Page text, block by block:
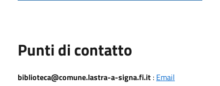
Punti di contatto
biblioteca@comune.lastra-a-signa.fi.it : Email